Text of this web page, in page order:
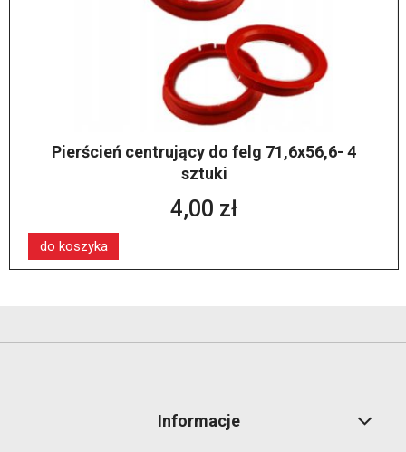
Pierścień centrujący do felg 71,6x56,6- 4
sztuki
4,00 zł
do koszyka
Informacje